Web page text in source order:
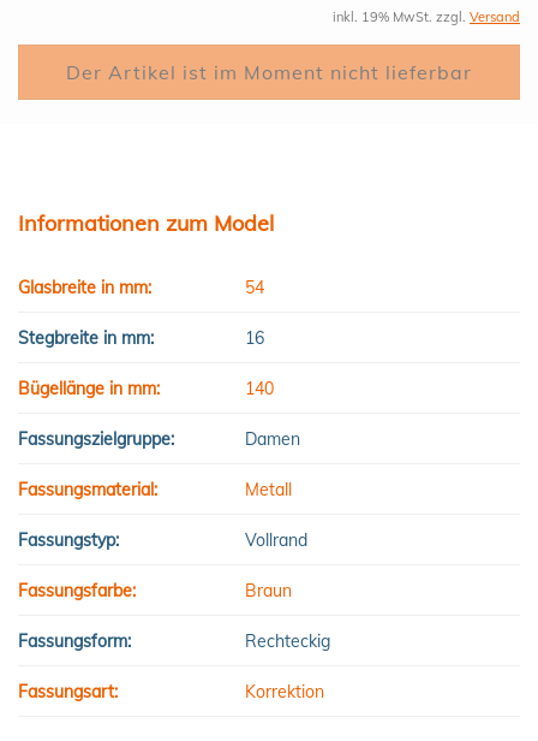
inkl. 19% MwSt. zzgl. Versand
Informationen zum Model
Glasbreite in mm: 54
Stegbreite in mm: 16
Bügellänge in mm: 140
Fassungszielgruppe: Damen
Fassungsmaterial: Metall
Fassungstyp: Vollrand
Fassungsfarbe: Braun
Fassungsform: Rechteckig
Fassungsart: Korrektion